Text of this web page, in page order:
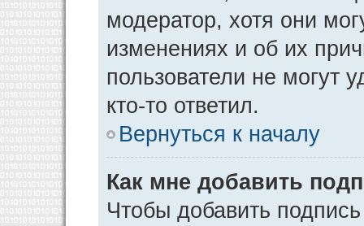
модератор, хотя они
изменениях и об их
пользователи не могут
кто-то ответил.
Вернуться к началу
Как мне добавить
Чтобы добавить